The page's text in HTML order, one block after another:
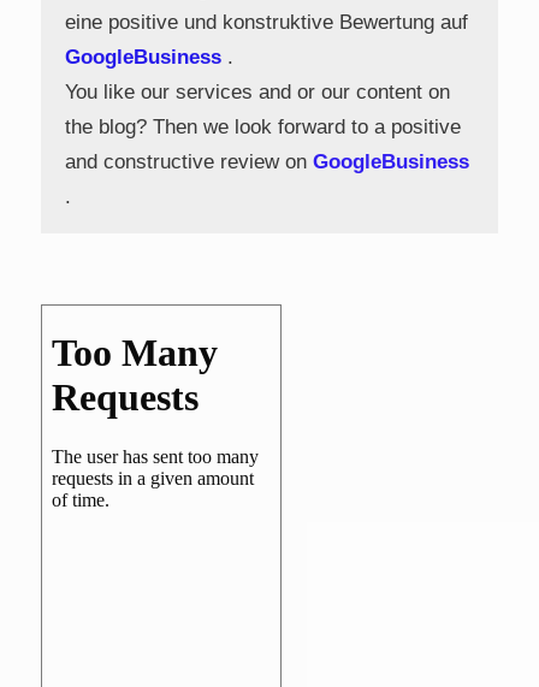
eine positive und konstruktive Bewertung auf
GoogleBusiness .
You like our services and or our content on
the blog? Then we look forward to a positive
and constructive review on GoogleBusiness
.